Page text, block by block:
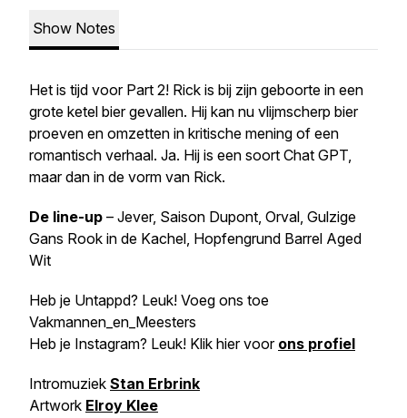
Show Notes
Het is tijd voor Part 2! Rick is bij zijn geboorte in een
grote ketel bier gevallen. Hij kan nu vlijmscherp bier
proeven en omzetten in kritische mening of een
romantisch verhaal. Ja. Hij is een soort Chat GPT,
maar dan in de vorm van Rick.
De line-up – Jever, Saison Dupont, Orval, Gulzige
Gans Rook in de Kachel, Hopfengrund Barrel Aged
Wit
Heb je Untappd? Leuk! Voeg ons toe
Vakmannen_en_Meesters
Heb je Instagram? Leuk! Klik hier voor ons profiel
Intromuziek Stan Erbrink
Artwork Elroy Klee